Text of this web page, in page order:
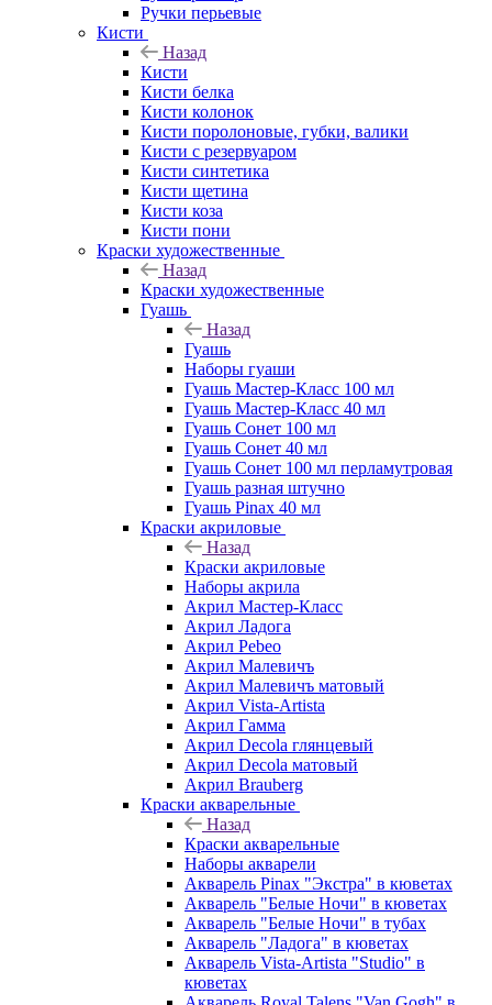
Ручки перьевые
Кисти
Назад
Кисти
Кисти белка
Кисти колонок
Кисти поролоновые, губки, валики
Кисти с резервуаром
Кисти синтетика
Кисти щетина
Кисти коза
Кисти пони
Краски художественные
Назад
Краски художественные
Гуашь
Назад
Гуашь
Наборы гуаши
Гуашь Мастер-Класс 100 мл
Гуашь Мастер-Класс 40 мл
Гуашь Сонет 100 мл
Гуашь Сонет 40 мл
Гуашь Сонет 100 мл перламутровая
Гуашь разная штучно
Гуашь Pinax 40 мл
Краски акриловые
Назад
Краски акриловые
Наборы акрила
Акрил Мастер-Класс
Акрил Ладога
Акрил Pebeo
Акрил Малевичъ
Акрил Малевичъ матовый
Акрил Vista-Artista
Акрил Гамма
Акрил Decola глянцевый
Акрил Decola матовый
Акрил Brauberg
Краски акварельные
Назад
Краски акварельные
Наборы акварели
Акварель Pinax "Экстра" в кюветах
Акварель "Белые Ночи" в кюветах
Акварель "Белые Ночи" в тубах
Акварель "Ладога" в кюветах
Акварель Vista-Artista "Studio" в
кюветах